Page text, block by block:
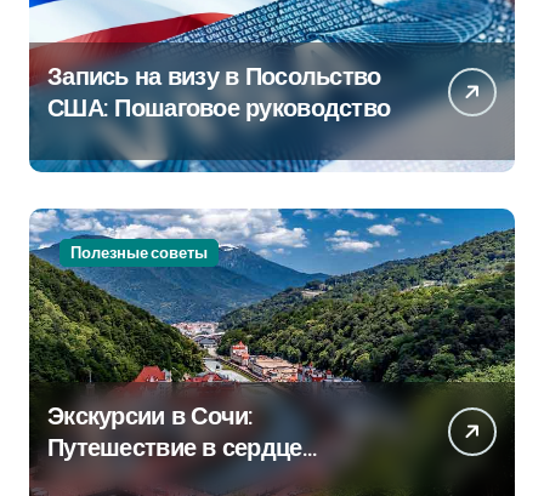
Запись на визу в Посольство
США: Пошаговое руководство
Полезные советы
Экскурсии в Сочи:
Путешествие в сердце
Черноморского курорта